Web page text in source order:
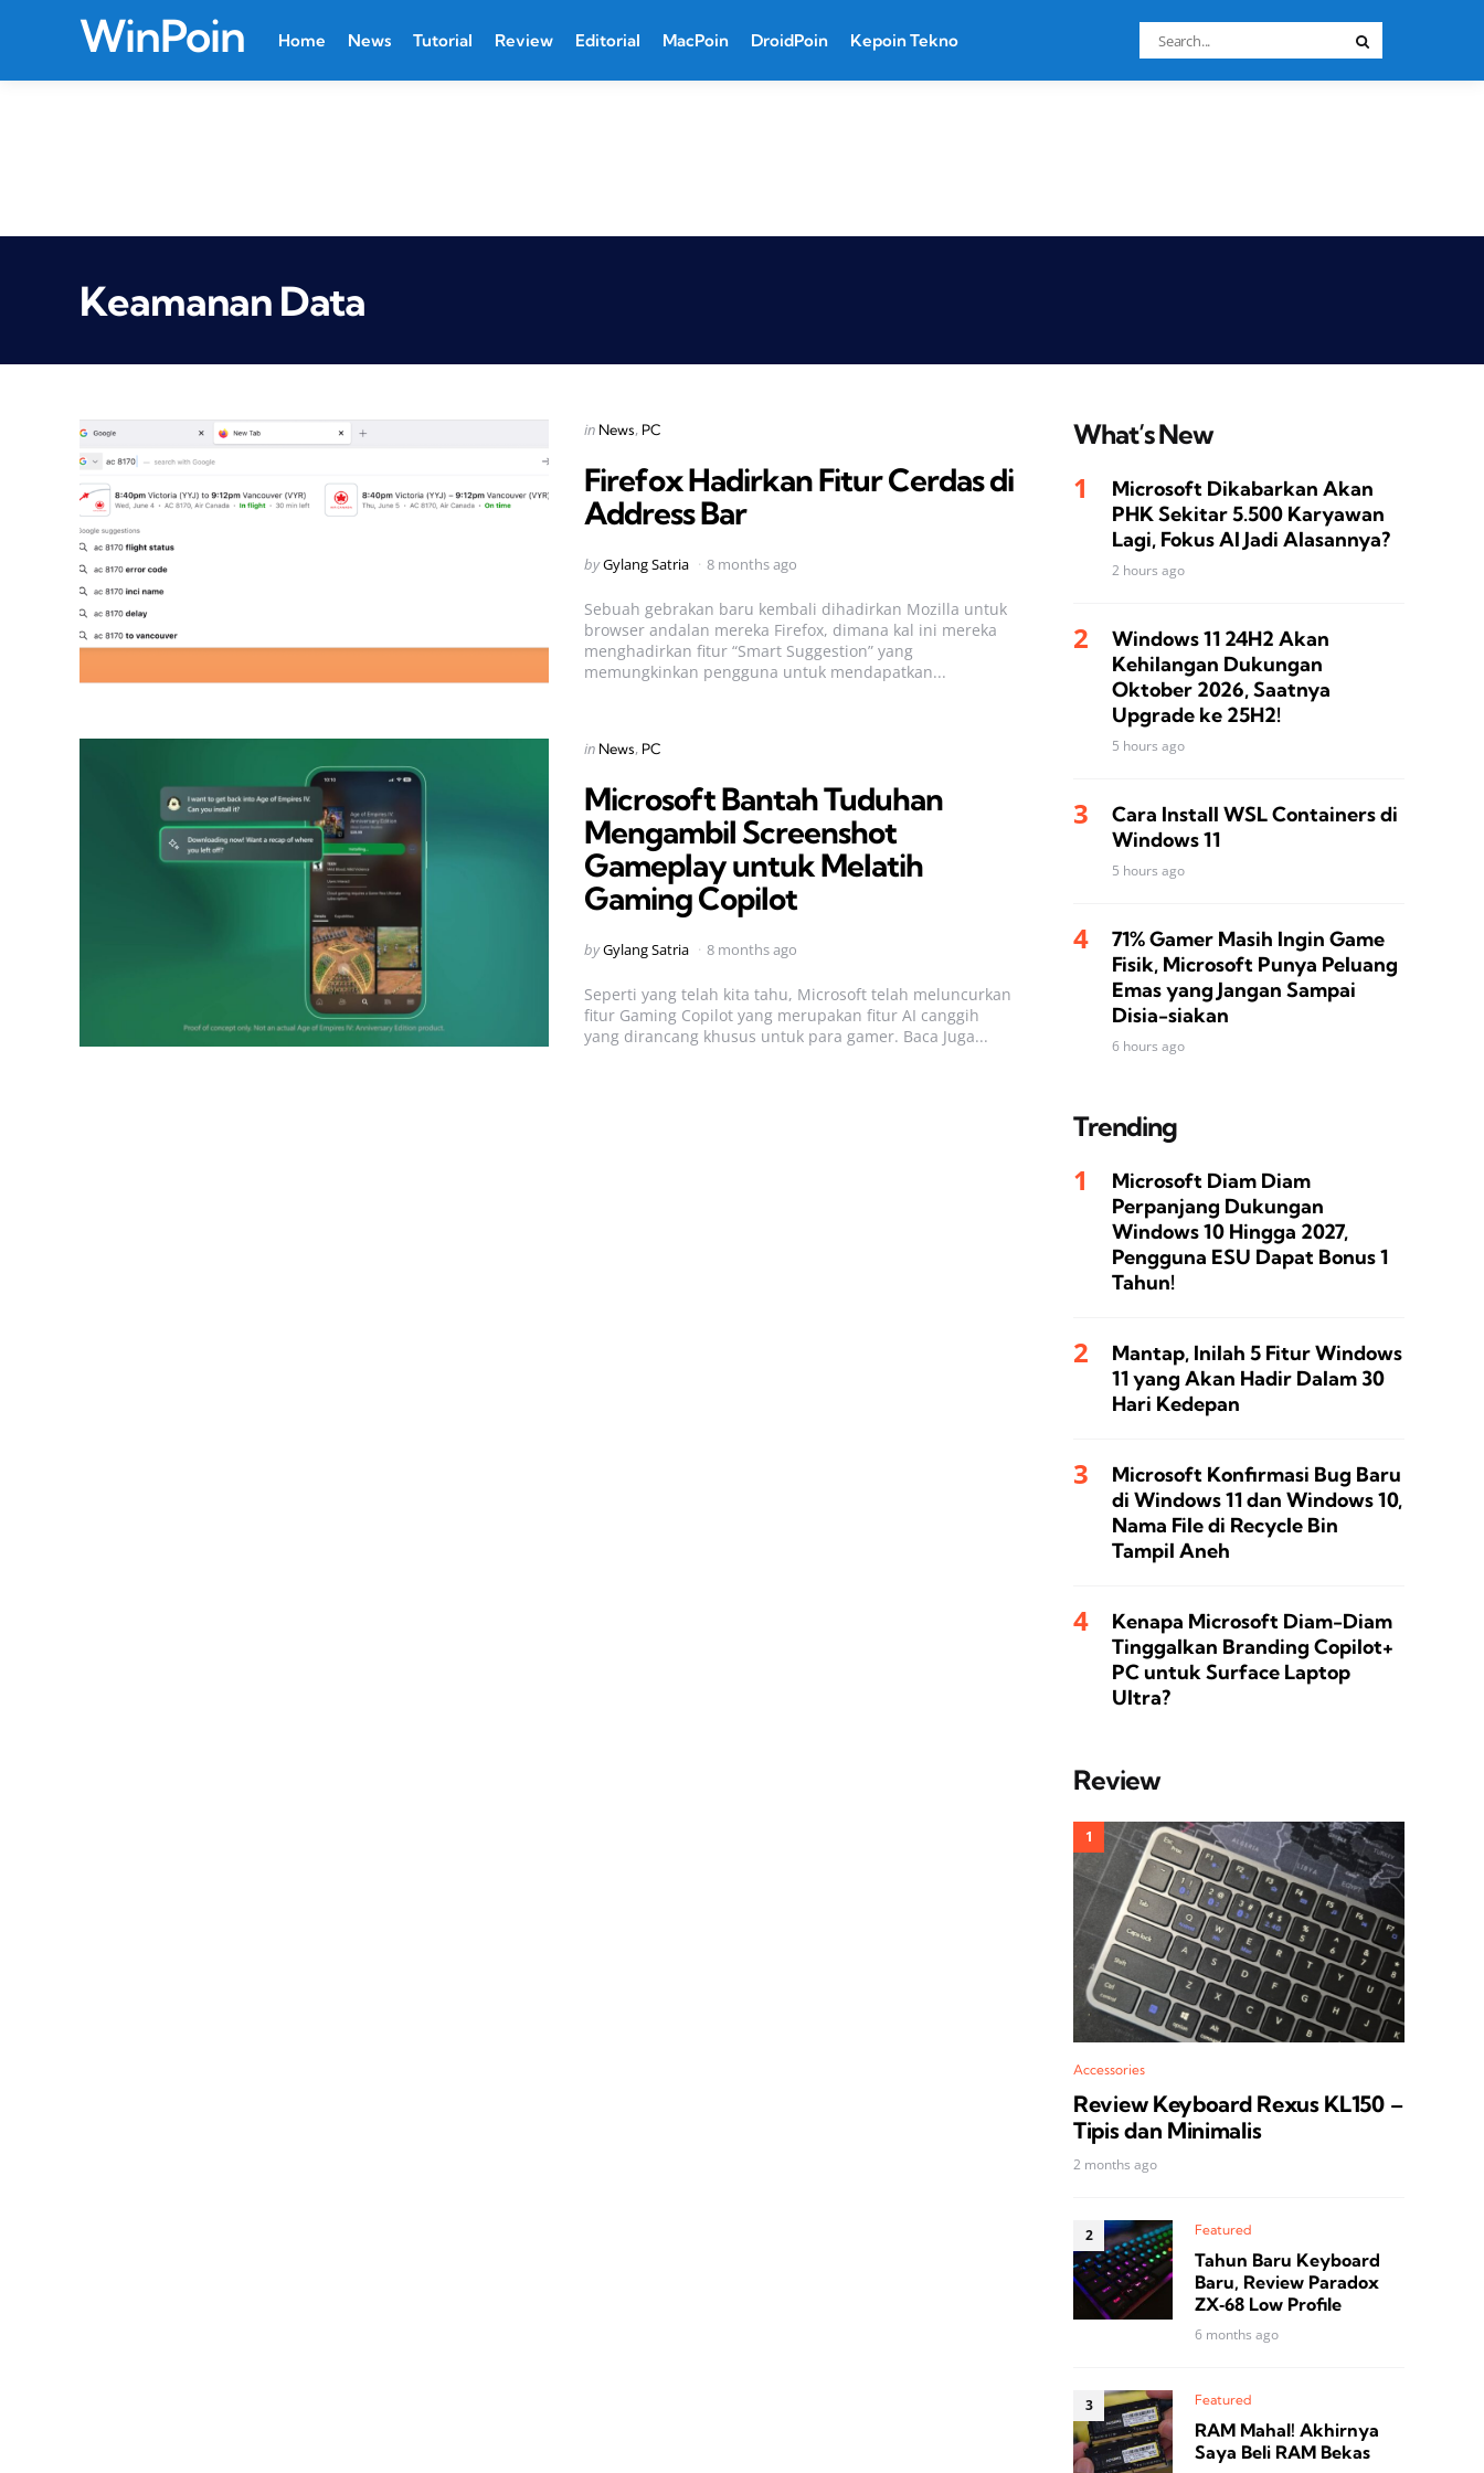
WinPoin Home News Tutorial Review Editorial MacPoin DroidPoin Kepoin Tekno
Search
for:
Keamanan Data
Categories
Posted
in News PC
Firefox Hadirkan Fitur Cerdas di
Address Bar
Posted
byGylang Satria 8 months ago
Sebuah gebrakan baru kembali dihadirkan Mozilla untuk
browser andalan mereka Firefox, dimana kal ini mereka
menghadirkan fitur “Smart Suggestion” yang
memungkinkan pengguna untuk mendapatkan...
Categories
Posted
in News PC
Microsoft Bantah Tuduhan
Mengambil Screenshot
Gameplay untuk Melatih
Gaming Copilot
Posted
byGylang Satria 8 months ago
Seperti yang telah kita tahu, Microsoft telah meluncurkan
fitur Gaming Copilot yang merupakan fitur AI canggih
yang dirancang khusus untuk para gamer. Baca Juga...
What’s New
Microsoft Dikabarkan Akan
PHK Sekitar 5.500 Karyawan
Lagi, Fokus AI Jadi Alasannya?
2 hours ago
Windows 11 24H2 Akan
Kehilangan Dukungan
Oktober 2026, Saatnya
Upgrade ke 25H2!
5 hours ago
Cara Install WSL Containers di
Windows 11
5 hours ago
71% Gamer Masih Ingin Game
Fisik, Microsoft Punya Peluang
Emas yang Jangan Sampai
Disia-siakan
6 hours ago
Trending
Microsoft Diam Diam
Perpanjang Dukungan
Windows 10 Hingga 2027,
Pengguna ESU Dapat Bonus 1
Tahun!
Mantap, Inilah 5 Fitur Windows
11 yang Akan Hadir Dalam 30
Hari Kedepan
Microsoft Konfirmasi Bug Baru
di Windows 11 dan Windows 10,
Nama File di Recycle Bin
Tampil Aneh
Kenapa Microsoft Diam-Diam
Tinggalkan Branding Copilot+
PC untuk Surface Laptop
Ultra?
Review
Accessories
Review Keyboard Rexus KL150 –
Tipis dan Minimalis
2 months ago
Featured
Tahun Baru Keyboard
Baru, Review Paradox
ZX‑68 Low Profile
6 months ago
Featured
RAM Mahal! Akhirnya
Saya Beli RAM Bekas